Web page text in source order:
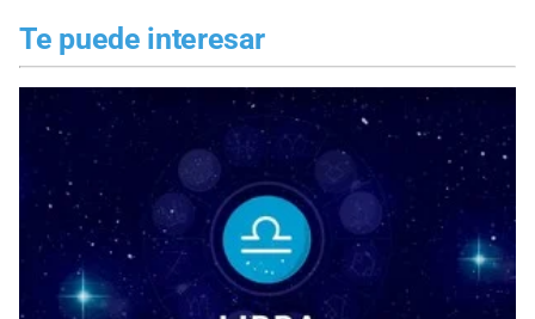
Te puede interesar